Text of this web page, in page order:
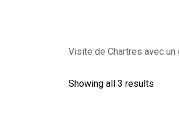
Visite de Chartres avec
Showing all 3 results